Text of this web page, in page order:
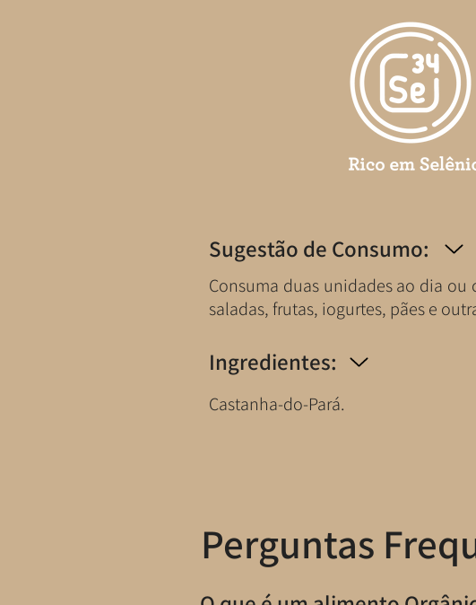
Sugestão de Consumo:
​Consuma duas unidades ao dia
saladas, frutas, iogurtes, pães e
Ingredientes:
Castanha-do-Pará.
Perguntas